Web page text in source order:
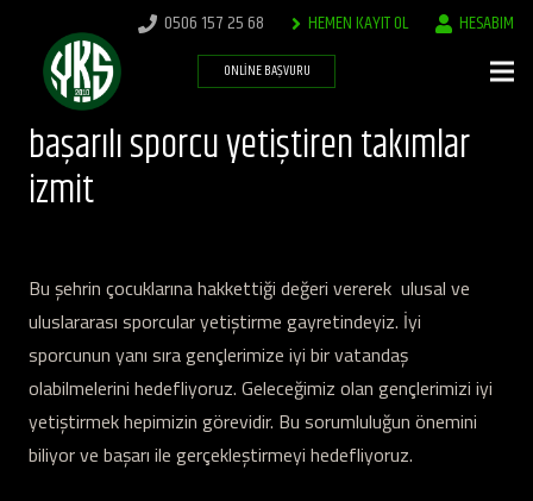
0506 157 25 68 HEMEN KAYIT OL HESABIM
ONLINE BAŞVURU
başarılı sporcu yetiştiren takımlar
izmit
Bu şehrin çocuklarına hakkettiği değeri vererek ulusal ve
uluslararası sporcular yetiştirme gayretindeyiz. İyi
sporcunun yanı sıra gençlerimize iyi bir vatandaş
olabilmelerini hedefliyoruz. Geleceğimiz olan gençlerimizi iyi
yetiştirmek hepimizin görevidir. Bu sorumluluğun önemini
biliyor ve başarı ile gerçekleştirmeyi hedefliyoruz.